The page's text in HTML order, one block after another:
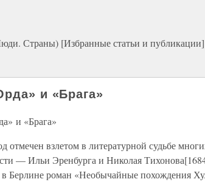
Страны) [Избранные статьи и публикации]
и «Брага»
и «Брага»
отмечен взлетом в литературной судьбе
— Ильи Эренбурга и Николая
Берлине роман «Необычайные похождения